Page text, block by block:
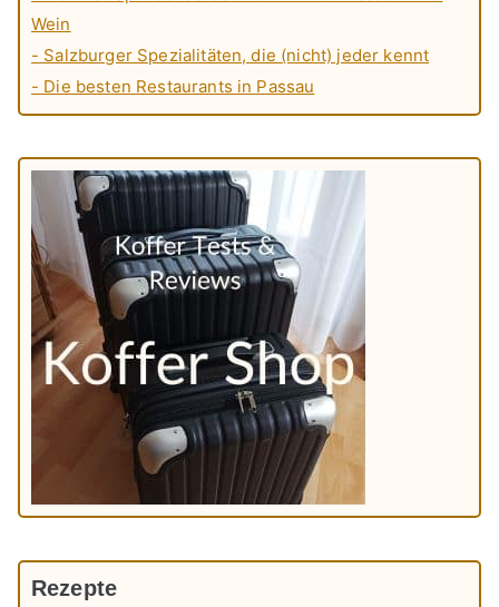
Wein
- Salzburger Spezialitäten, die (nicht) jeder kennt
- Die besten Restaurants in Passau
Rezepte